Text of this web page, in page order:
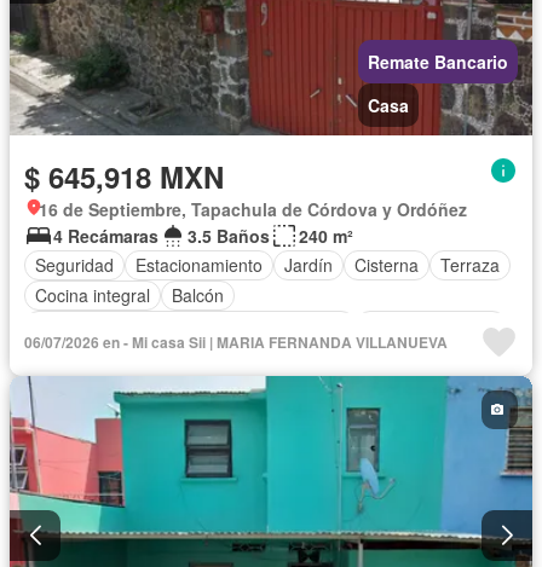
Remate Bancario
Casa
$ 645,918 MXN
16 de Septiembre, Tapachula de Córdova y Ordóñez
4 Recámaras
3.5 Baños
240 m²
Seguridad
Estacionamiento Jardín Cisterna
Terraza
Cocina integral
Balcón
Cocina equipada
Internet
Electricidad Agua
Cuarto de Limpieza
Televisión por cable
Zonas verdes
Vista panorámica
Recámara con closet
Sin amueblar
06/07/2026 en - Mi casa Sii | MARIA FERNANDA VILLANUEVA